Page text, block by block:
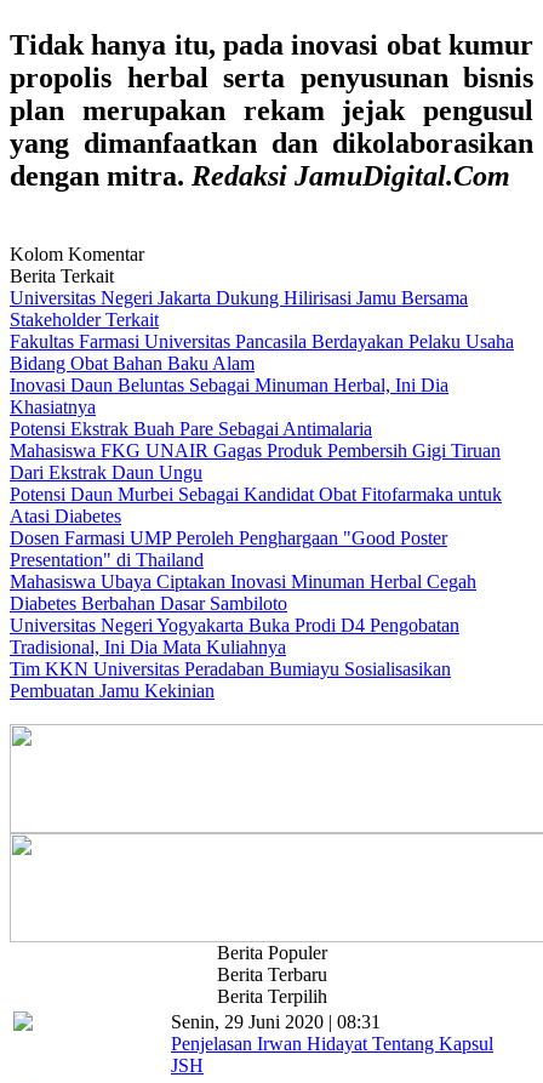
Tidak hanya itu, pada inovasi obat kumur
propolis herbal serta penyusunan bisnis
plan merupakan rekam jejak pengusul
yang dimanfaatkan dan dikolaborasikan
dengan mitra. Redaksi JamuDigital.Com
Kolom Komentar
Berita Terkait
Universitas Negeri Jakarta Dukung Hilirisasi Jamu Bersama
Stakeholder Terkait
Fakultas Farmasi Universitas Pancasila Berdayakan Pelaku Usaha
Bidang Obat Bahan Baku Alam
Inovasi Daun Beluntas Sebagai Minuman Herbal, Ini Dia
Khasiatnya
Potensi Ekstrak Buah Pare Sebagai Antimalaria
Mahasiswa FKG UNAIR Gagas Produk Pembersih Gigi Tiruan
Dari Ekstrak Daun Ungu
Potensi Daun Murbei Sebagai Kandidat Obat Fitofarmaka untuk
Atasi Diabetes
Dosen Farmasi UMP Peroleh Penghargaan "Good Poster
Presentation" di Thailand
Mahasiswa Ubaya Ciptakan Inovasi Minuman Herbal Cegah
Diabetes Berbahan Dasar Sambiloto
Universitas Negeri Yogyakarta Buka Prodi D4 Pengobatan
Tradisional, Ini Dia Mata Kuliahnya
Tim KKN Universitas Peradaban Bumiayu Sosialisasikan
Pembuatan Jamu Kekinian
Berita Populer
Berita Terbaru
Berita Terpilih
Senin, 29 Juni 2020 | 08:31
Penjelasan Irwan Hidayat Tentang Kapsul
JSH